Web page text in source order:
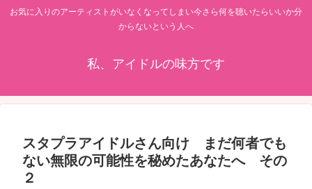
お気に入りのアーティストがいなくなってしまい今さら何を聴いたらいいか分
からないという人へ
私、アイドルの味方です
スタプラアイドルさん向け まだ何者でも
ない無限の可能性を秘めたあなたへ その
２